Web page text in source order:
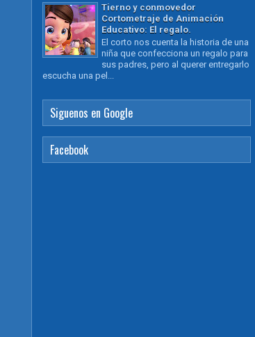
Tierno y conmovedor
Cortometraje de Animación
Educativo: El regalo.
El corto nos cuenta la historia de una
niña que confecciona un regalo para
sus padres, pero al querer entregarlo
escucha una pel...
Siguenos en Google
Facebook